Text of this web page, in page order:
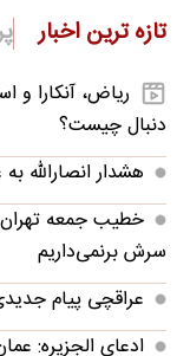
تازه ترین اخبار
ریاض، آنکارا و
دنبال چیست؟
هشدار انصارالله
خطیب جمعه تهران:
سرش برنمی‌داریم
عراقچی پیام
ادعای الجزیره: